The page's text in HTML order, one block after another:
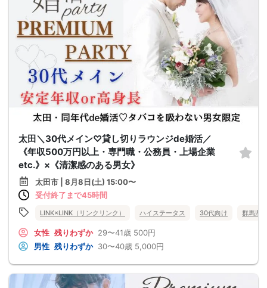
太田＼30代メイン♡貸し切りラウンジde婚活／
《年収500万円以上・専門職・公務員・上場企業
etc.》×《清潔感のある男女》
太田市 | 8月8日(土) 15:00〜
受付終了まで45時間
LINK×LINK（リンクリンク） ハイステータス 30代向け 群馬県
女性 残りわずか 29〜41歳 500円
男性 残りわずか 30〜40歳 5,000円